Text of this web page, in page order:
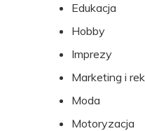
Edukacja
Hobby
Imprezy
Marketing i
Moda
Motoryzacja